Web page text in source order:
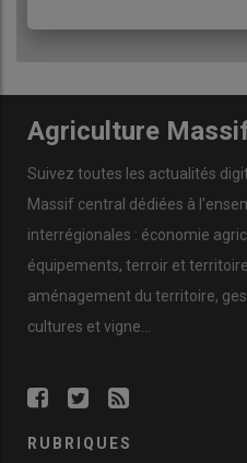
Agriculture
Suivez toutes les actualités
Massif central dédiées à
interrégionales : économie
équipements, terroir et
aménagement du territoire,
cultures et vigne...
RUBRIQUES